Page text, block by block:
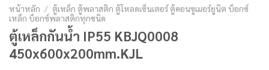
หน้าหลัก / ตู้เหล็ก ตู้พลาสติก ตู้โหลดเซ็นเตอร์ ตู้คอนซูเมอร์ยูนิต บ็อกซ์
เหล็ก บ็อกซ์พลาสติกทุกชนิด
ตู้เหล็กกันน้ำ IP55 KBJQ0008
450x600x200mm.KJL